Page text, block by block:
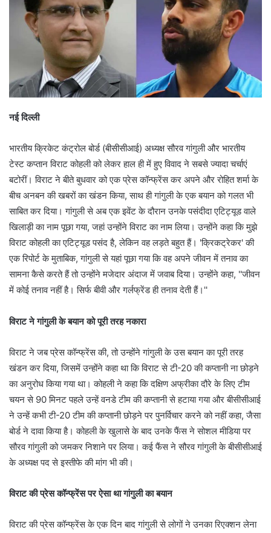
नई दिल्ली
भारतीय क्रिकेट कंट्रोल बोर्ड (बीसीसीआई) अध्यक्ष सौरव गांगुली और भारतीय
टेस्ट कप्तान विराट कोहली को लेकर हाल ही में हुए विवाद ने सबसे ज्यादा चर्चाएं
बटोरीं। विराट ने बीते बुधवार को एक प्रेस कॉन्फ्रेंस कर अपने और रोहित शर्मा के
बीच अनबन की खबरों का खंडन किया, साथ ही गांगुली के एक बयान को गलत भी
साबित कर दिया। गांगुली से अब एक इवेंट के दौरान उनके पसंदीदा एटिट्यूड वाले
खिलाड़ी का नाम पूछा गया, जहां उन्होंने विराट का नाम लिया। उन्होंने कहा कि मुझे
विराट कोहली का एटिट्यूड पसंद है, लेकिन वह लड़ते बहुत हैं। 'क्रिकट्रेकर' की
एक रिपोर्ट के मुताबिक, गांगुली से यहां पूछा गया कि वह अपने जीवन में तनाव का
सामना कैसे करते हैं तो उन्होंने मजेदार अंदाज में जवाब दिया। उन्होंने कहा, ''जीवन
में कोई तनाव नहीं है। सिर्फ बीवी और गर्लफ्रेंड ही तनाव देती हैं।''
विराट ने गांगुली के बयान को पूरी तरह नकारा
विराट ने जब प्रेस कॉन्फ्रेंस की, तो उन्होंने गांगुली के उस बयान का पूरी तरह
खंडन कर दिया, जिसमें उन्होंने कहा था कि विराट से टी-20 की कप्तानी ना छोड़ने
का अनुरोध किया गया था। कोहली ने कहा कि दक्षिण अफ्रीका दौरे के लिए टीम
चयन से 90 मिनट पहले उन्हें वनडे टीम की कप्तानी से हटाया गया और बीसीसीआई
ने उन्हें कभी टी-20 टीम की कप्तानी छोड़ने पर पुनर्विचार करने को नहीं कहा, जैसा
बोर्ड ने दावा किया है। कोहली के खुलासे के बाद उनके फैंस ने सोशल मीडिया पर
सौरव गांगुली को जमकर निशाने पर लिया। कई फैंस ने सौरव गांगुली के बीसीसीआई
के अध्यक्ष पद से इस्तीफे की मांग भी की।
विराट की प्रेस कॉन्फ्रेंस पर ऐसा था गांगुली का बयान
विराट की प्रेस कॉन्फ्रेंस के एक दिन बाद गांगुली से लोगों ने उनका रिएक्शन लेना